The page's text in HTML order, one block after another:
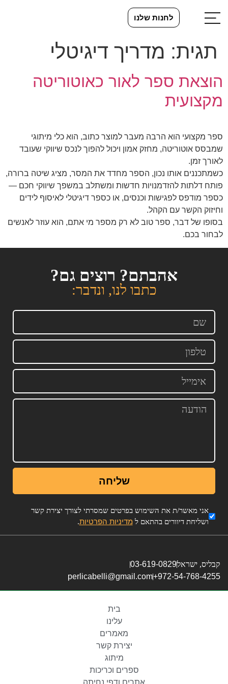
לחנות שלנו
תגית: מדריך דיגיטלי
הוצאת ספר לאור כאוטוריטה
מקצועית
ספר מקצועי הוא הרבה מעבר למוצר כתוב, הוא כלי מיתוגי
שמבסס אוטוריטה, מחזק אמון ויכול להפוך לנכס שיווקי שעובד
לאורך זמן.
כשמתכננים אותו נכון, הספר מחדד את המסר, מציג שיטה ברורה,
פותח דלתות להזדמנויות חדשות ומשתלב במשפך שיווקי חכם —
כספר מודפס לפגישות וכנסים, או כספר דיגיטלי לאיסוף לידים
וחיזוק הקשר עם הקהל.
בסופו של דבר, ספר טוב לא רק מספר מי אתם, הוא עוזר לאנשים
לבחור בכם.
אהבתם? רוצים גם?
כתבו לנו, ונדבר:
אני מאשר/ת את השימוש בפרטים שמסרתי לצורך יצירת קשר
ושליחת דיוורים בהתאם ל מדיניות הפרטיות.
שליחה
קבליס, ישראל03-619-0829
972-54-768-4255+
perlicabelli@gmail.com
בית
עלינו
מאמרים
יצירת קשר
מיתוג
ספרים וכריכות